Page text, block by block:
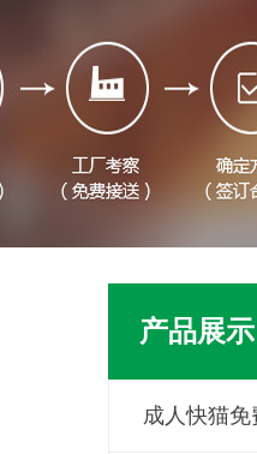
产品展示
成人快猫